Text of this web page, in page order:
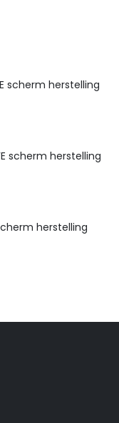
scherm herstelling
scherm herstelling
herstelling